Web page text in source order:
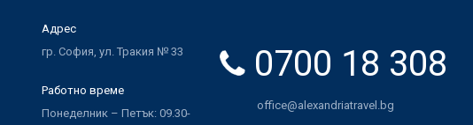
Адрес
гр. София, ул. Тракия № 33
Работно време
Понеделник – Петък: 09.30-
0700 18 308
office@alexandriatravel.bg